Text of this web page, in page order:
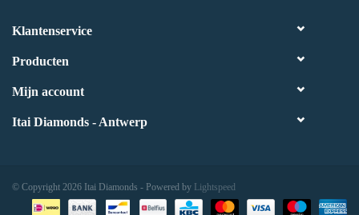
Klantenservice
Producten
Mijn account
Itai Diamonds - Antwerp
© Copyright 2026 Itai Diamonds - Powered by Lightspeed